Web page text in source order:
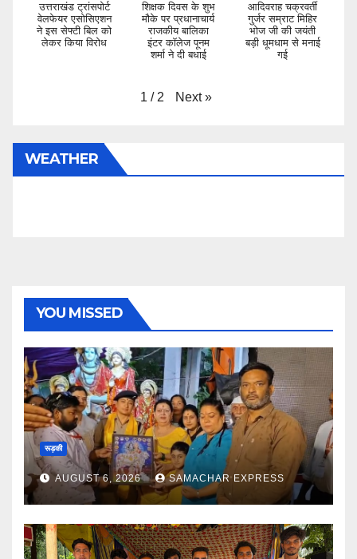
उत्तराखंड ट्रांसपोर्ट
वेलफेयर एसोसिएशन
ने इस सेफ्टी बिल को
लेकर किया विरोध
शिक्षक दिवस के शुभ
मौके पर प्रधानाचार्य
राजकीय बालिका
इंटर कॉलेज पूनम
शर्मा ने दी बधाई
आदिवराह चक्रवर्ती
गुर्जर सम्राट मिहिर
भोज जी की जयंती
बड़ी धूमधाम से मनाई
गई
1 / 2 Next »
WEATHER
YOU MISSED
रूड़की
AUGUST 6, 2026 SAMACHAR EXPRESS